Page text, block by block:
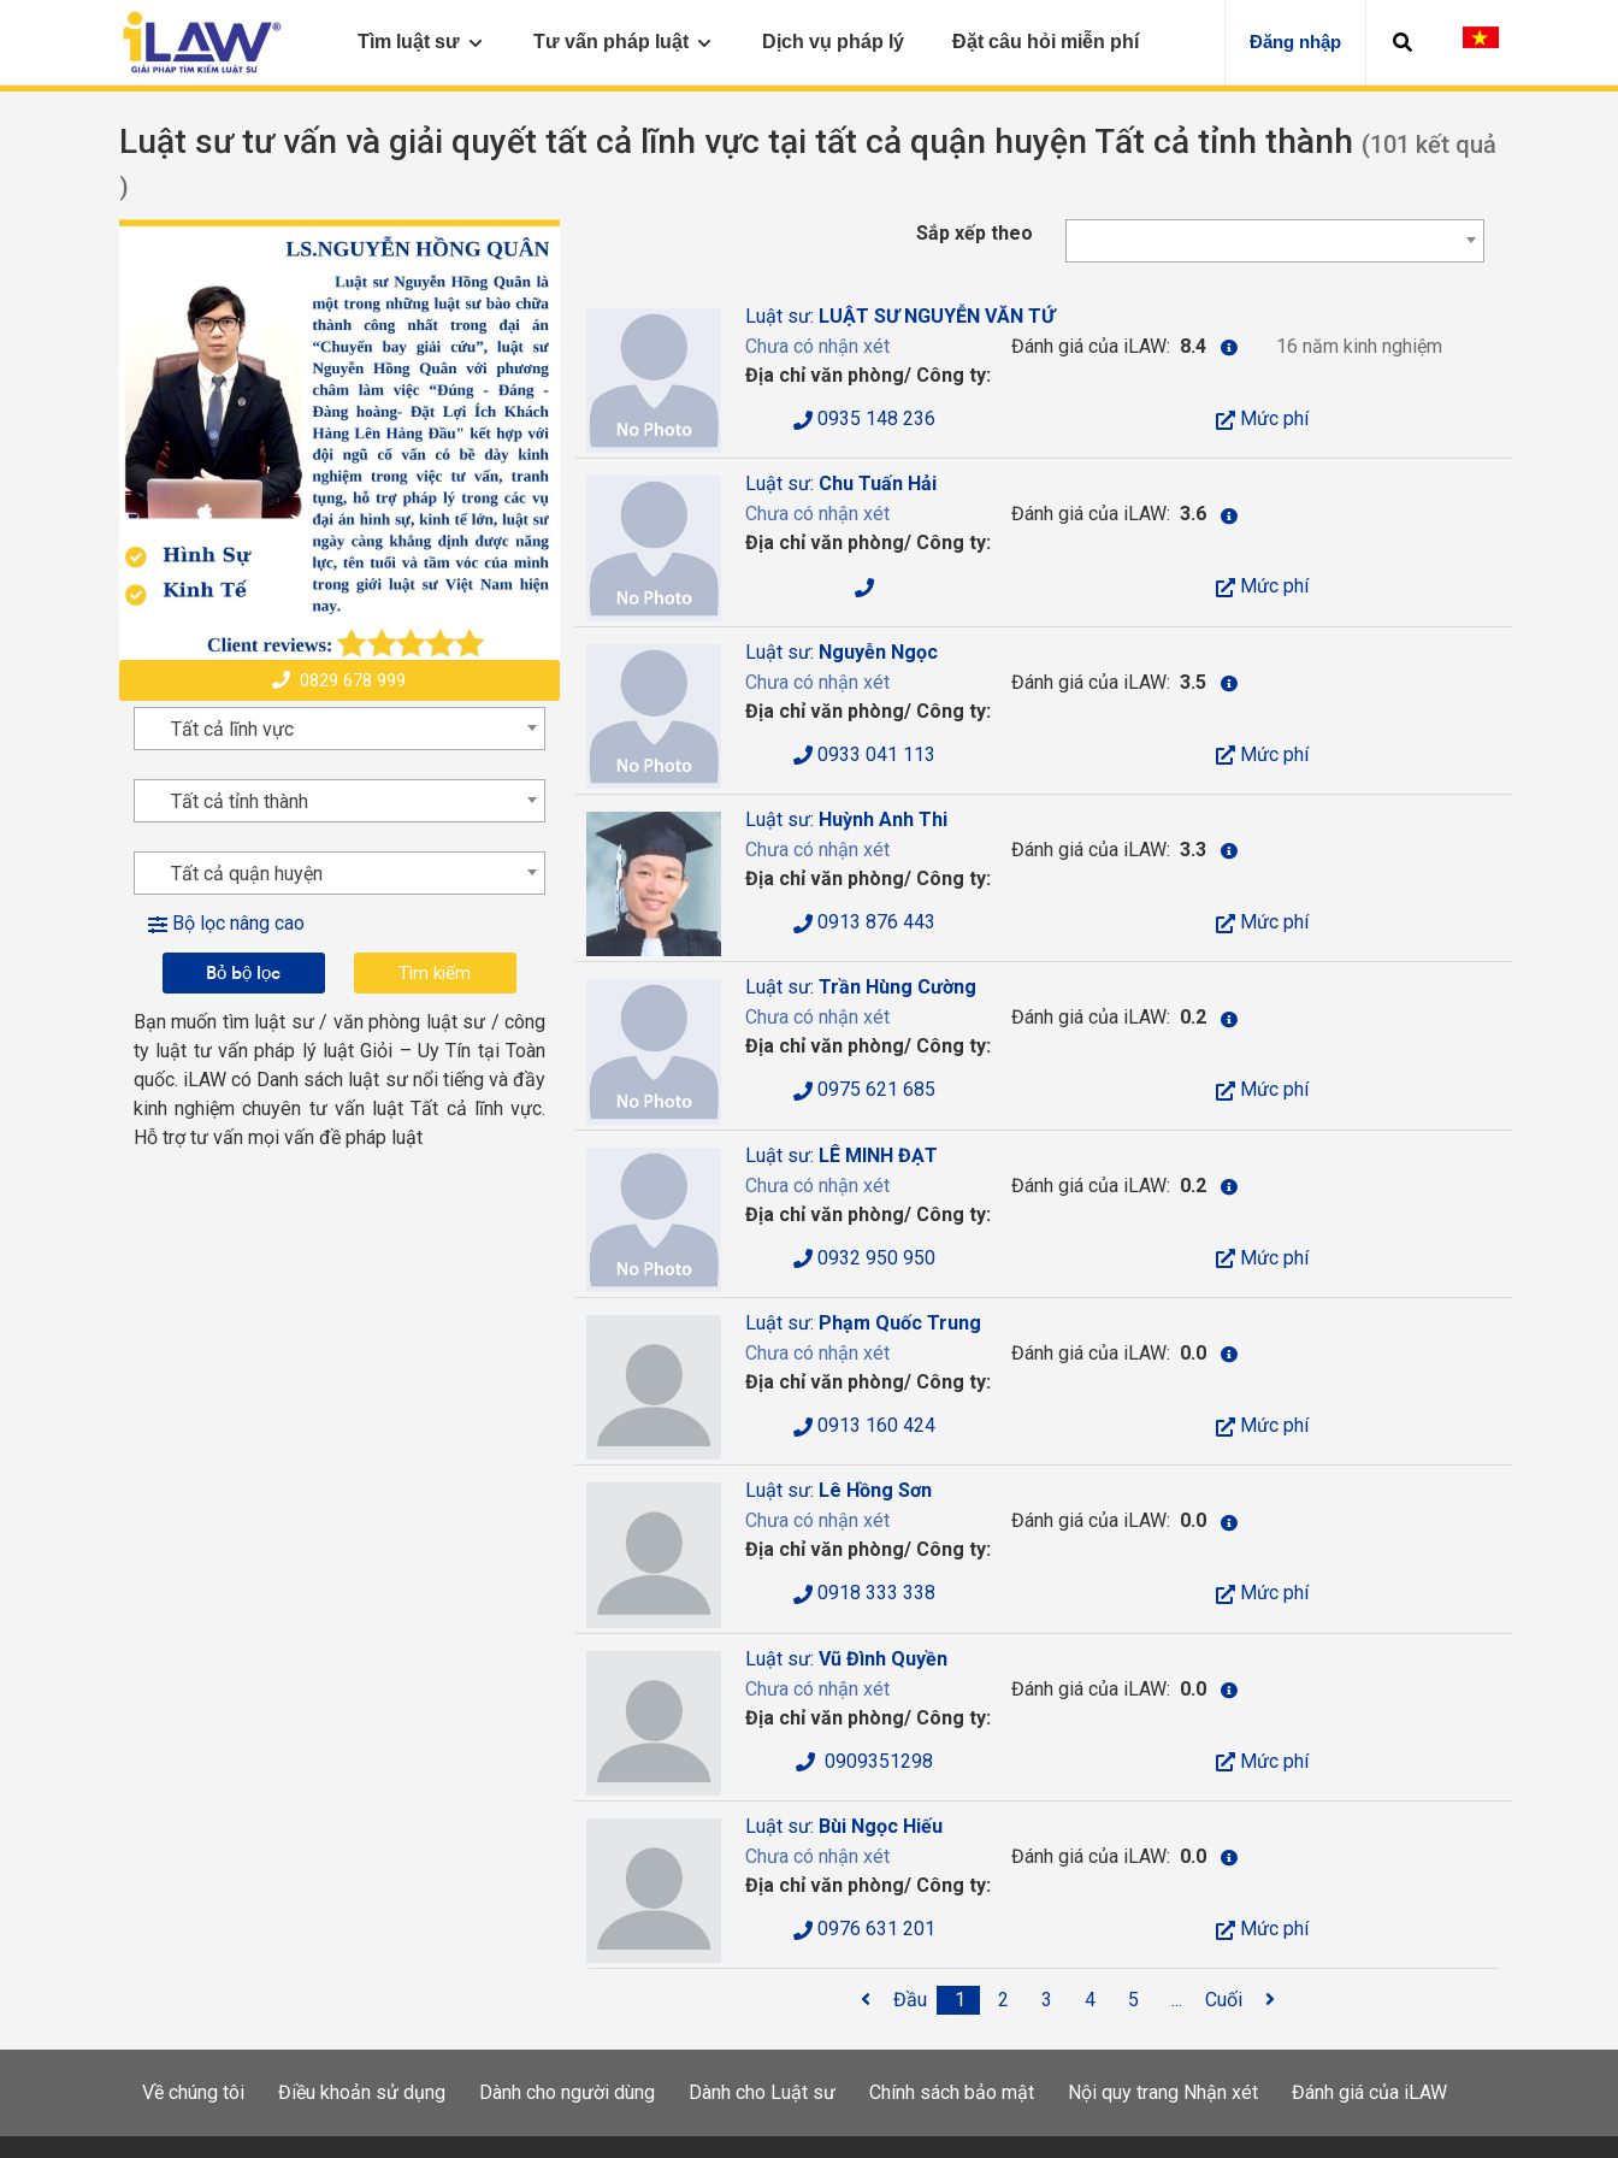
Tìm luật sư Tư vấn pháp luật Dịch vụ pháp lý Đặt câu hỏi miễn phí Đăng nhập
Luật sư tư vấn và giải quyết tất cả lĩnh vực tại tất cả quận huyện Tất cả tỉnh thành (101 kết quả
)
Sắp xếp theo
0829 678 999
Tất cả lĩnh vực
Tất cả tỉnh thành
Tất cả quận huyện
Bộ lọc nâng cao
Bỏ bộ lọc
Bạn muốn tìm luật sư / văn phòng luật sư / công
ty luật tư vấn pháp lý luật Giỏi – Uy Tín tại Toàn
quốc. iLAW có Danh sách luật sư nổi tiếng và đầy
kinh nghiệm chuyên tư vấn luật Tất cả lĩnh vực.
Hỗ trợ tư vấn mọi vấn đề pháp luật
Luật sư: LUẬT SƯ NGUYỄN VĂN TỨ
Chưa có nhận xét
Đánh giá của iLAW: 8.4
16 năm kinh nghiệm
Địa chỉ văn phòng/ Công ty:
0935 148 236
Mức phí
Luật sư: Chu Tuấn Hải
Chưa có nhận xét
Đánh giá của iLAW: 3.6
Địa chỉ văn phòng/ Công ty:
Mức phí
Luật sư: Nguyễn Ngọc
Chưa có nhận xét
Đánh giá của iLAW: 3.5
Địa chỉ văn phòng/ Công ty:
0933 041 113
Mức phí
Luật sư: Huỳnh Anh Thi
Chưa có nhận xét
Đánh giá của iLAW: 3.3
Địa chỉ văn phòng/ Công ty:
0913 876 443
Mức phí
Luật sư: Trần Hùng Cường
Chưa có nhận xét
Đánh giá của iLAW: 0.2
Địa chỉ văn phòng/ Công ty:
0975 621 685
Mức phí
Luật sư: LÊ MINH ĐẠT
Chưa có nhận xét
Đánh giá của iLAW: 0.2
Địa chỉ văn phòng/ Công ty:
0932 950 950
Mức phí
Luật sư: Phạm Quốc Trung
Chưa có nhận xét
Đánh giá của iLAW: 0.0
Địa chỉ văn phòng/ Công ty:
0913 160 424
Mức phí
Luật sư: Lê Hồng Sơn
Chưa có nhận xét
Đánh giá của iLAW: 0.0
Địa chỉ văn phòng/ Công ty:
0918 333 338
Mức phí
Luật sư: Vũ Đình Quyền
Chưa có nhận xét
Đánh giá của iLAW: 0.0
Địa chỉ văn phòng/ Công ty:
0909351298
Mức phí
Luật sư: Bùi Ngọc Hiếu
Chưa có nhận xét
Đánh giá của iLAW: 0.0
Địa chỉ văn phòng/ Công ty:
0976 631 201
Mức phí
Đầu 1 2 3 4 5 ... Cuối
Về chúng tôi Điều khoản sử dụng Dành cho người dùng Dành cho Luật sư Chính sách bảo mật Nội quy trang Nhận xét Đánh giá của iLAW